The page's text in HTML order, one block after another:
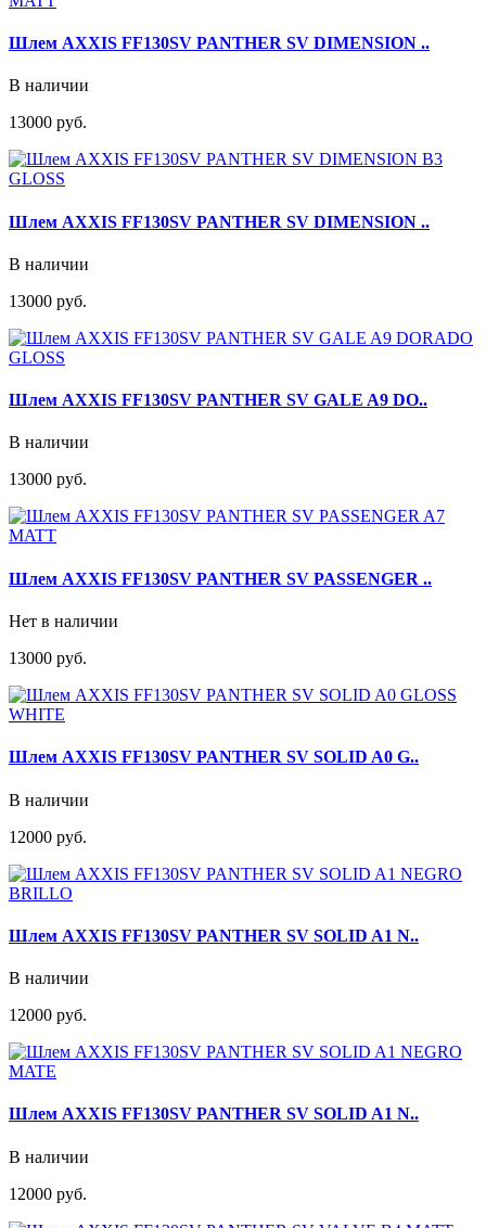
Шлем AXXIS FF130SV PANTHER SV DIMENSION ..
В наличии
13000 руб.
Шлем AXXIS FF130SV PANTHER SV DIMENSION ..
В наличии
13000 руб.
Шлем AXXIS FF130SV PANTHER SV GALE A9 DO..
В наличии
13000 руб.
Шлем AXXIS FF130SV PANTHER SV PASSENGER ..
Нет в наличии
13000 руб.
Шлем AXXIS FF130SV PANTHER SV SOLID A0 G..
В наличии
12000 руб.
Шлем AXXIS FF130SV PANTHER SV SOLID A1 N..
В наличии
12000 руб.
Шлем AXXIS FF130SV PANTHER SV SOLID A1 N..
В наличии
12000 руб.